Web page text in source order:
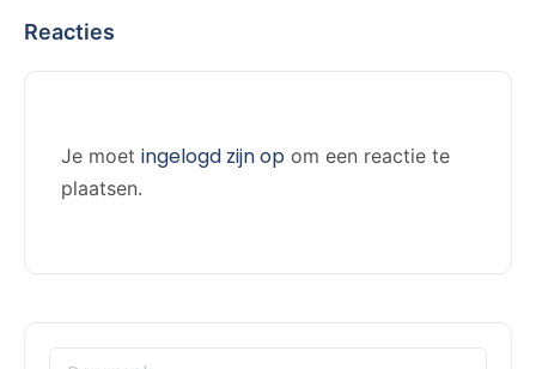
Reacties
Je moet ingelogd zijn op om een reactie te
plaatsen.